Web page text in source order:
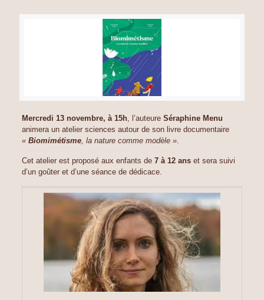
Mercredi 13 novembre, à 15h, l’auteure Séraphine Menu
animera un atelier sciences autour de son livre documentaire
« Biomimétisme, la nature comme modèle ».
Cet atelier est proposé aux enfants de7 à 12 anset sera suivi
d’un goûter et d’une séance de dédicace.